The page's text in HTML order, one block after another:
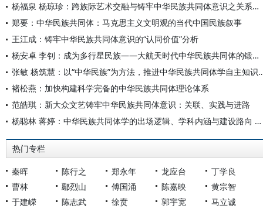
杨福泉 杨琼珍：跨族际艺术交融与铸牢中华民族共同体意识之关系——以纳西族为例
郑要：中华民族共同体：马克思主义文明观的当代中国民族叙事
王江成：铸牢中华民族共同体意识的“认同价值”分析
杨安卓 李钊：成为多行星民族——大航天时代中华民族共同体的锻造与人类文明的跃迁
张敏 杨筑慧：以“中华民族”为
褚松燕：加快构建科学完备的中华民族共同体理论体系
范皓琪：新大众文艺铸牢中华民族共同体意识：关联、实践与进路
杨聪林 蒋婷：中华民族共同体学的出场逻辑、学科内涵与建设路向 ——创新交叉学科自主知识体系、探索中国特色哲学社会科学发展范式
热门专栏
秦晖 陈行之 郑永年 龙应台
丁学良
曹林
鄢烈山 傅国涌 陈嘉映
黄宗智
于建嵘
陈志武 徐贲 郭宇宽
马立诚